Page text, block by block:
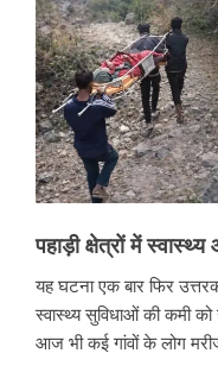
पहाड़ी क्षेत्रों में स्वास्थ्य
यह घटना एक बार फिर
स्वास्थ्य सुविधाओं की कमी
आज भी कई गांवों के लोग